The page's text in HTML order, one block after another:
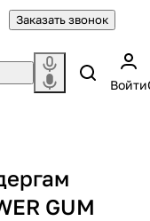
Заказать звонок
Войти
GUM